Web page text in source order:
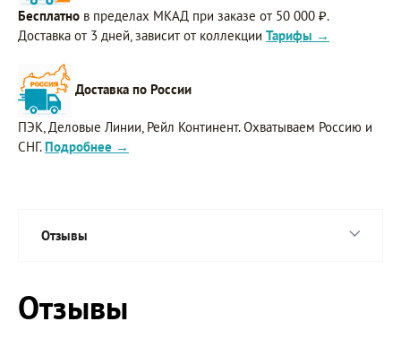
Бесплатно в пределах МКАД при заказе от 50 000 ₽.
Доставка от 3 дней, зависит от коллекции Тарифы →
Доставка по России
ПЭК, Деловые Линии, Рейл Континент. Охватываем Россию и
СНГ. Подробнее →
Отзывы
Отзывы